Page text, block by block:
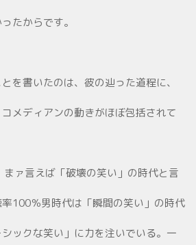
たからです。
を書いたのは、彼の辿った道程に、
メディアンの動きがほぼ包括されて
ァ言えば「破壊の笑い」の時代と言
100％男時代は「瞬間の笑い」の時代
ックな笑い」に力を注いでいる。一